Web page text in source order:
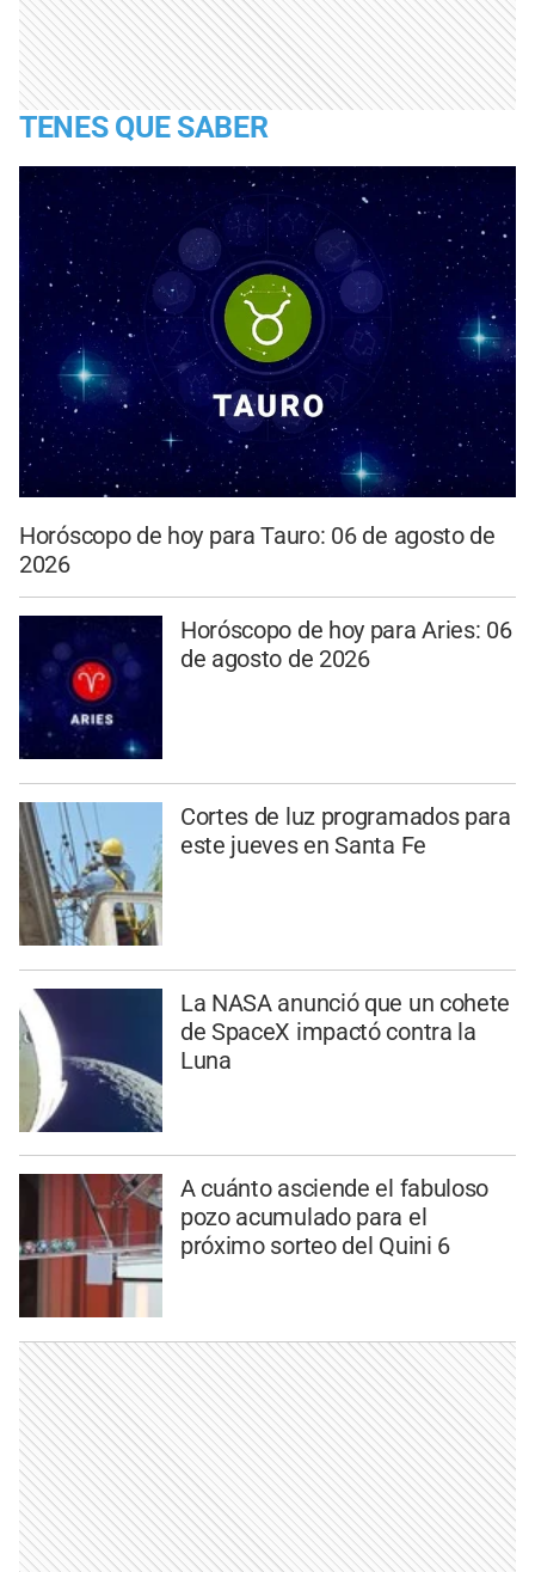
TENES QUE SABER
Horóscopo de hoy para Tauro: 06 de agosto de
2026
Horóscopo de hoy para Aries: 06
de agosto de 2026
Cortes de luz programados para
este jueves en Santa Fe
La NASA anunció que un cohete
de SpaceX impactó contra la
Luna
A cuánto asciende el fabuloso
pozo acumulado para el
próximo sorteo del Quini 6